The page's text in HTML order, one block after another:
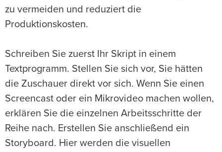
zu vermeiden und reduziert die
Produktionskosten.
Schreiben Sie zuerst Ihr Skript in einem
Textprogramm. Stellen Sie sich vor, Sie hätten
die Zuschauer direkt vor sich. Wenn Sie einen
Screencast oder ein Mikrovideo machen wollen,
erklären Sie die einzelnen Arbeitsschritte der
Reihe nach. Erstellen Sie anschließend ein
Storyboard. Hier werden die visuellen